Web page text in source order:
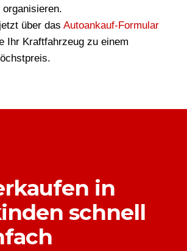
über das Autoankauf-Formular
Ihr Kraftfahrzeug zu einem
in
schnell